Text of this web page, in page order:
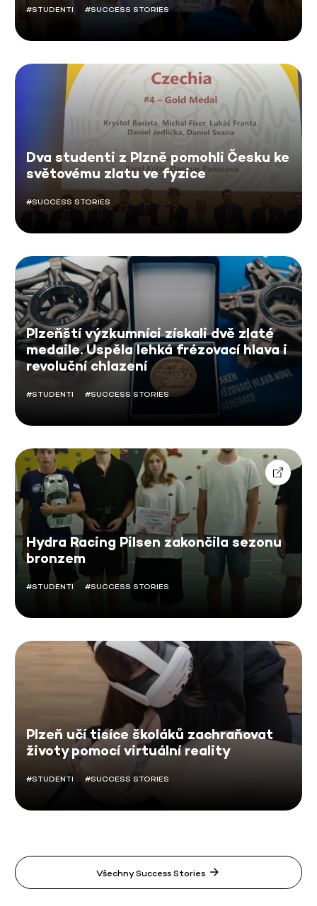
#STUDENTI #SUCCESS STORIES
Dva studenti z Plzně pomohli Česku ke
světovému zlatu ve fyzice
#SUCCESS STORIES
Plzeňští výzkumníci získali dvě zlaté
medaile. Uspěla lehká frézovací hlava i
revoluční chlazení
#STUDENTI #SUCCESS STORIES
Hydra Racing Pilsen zakončila sezonu
bronzem
#STUDENTI #SUCCESS STORIES
Plzeň učí tisíce školáků zachraňovat
životy pomocí virtuální reality
#STUDENTI #SUCCESS STORIES
Všechny Success Stories